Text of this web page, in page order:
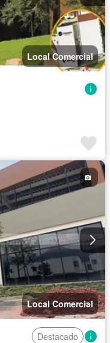
Local Comercial
Local Comercial
Destacado